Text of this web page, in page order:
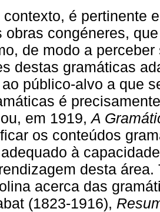
contexto, é pertinente
obras congéneres,
de modo a
destas gramáticas
público-alvo a que
é
em 1919,A
os conteúdos
à
desta
acerca das
(1823-1916),